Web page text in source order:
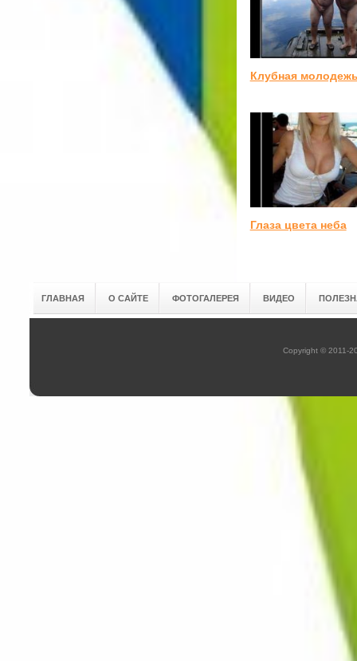
Клубная
Глаза цвета неба
ГЛАВНАЯ О САЙТЕ ФОТОГАЛЕРЕЯ ВИДЕО
Copyright © 2011-